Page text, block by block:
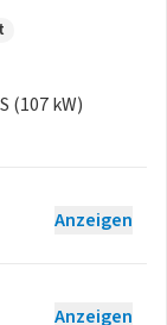
(107 kW)
Anzeigen
Anzeigen